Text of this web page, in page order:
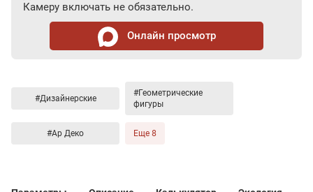
Камеру включать не обязательно.
Онлайн просмотр
#Дизайнерские
#Геометрические
фигуры
#Ар Деко Еще 8